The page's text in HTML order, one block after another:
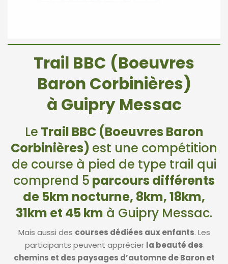
Trail BBC (Boeuvres
Baron Corbinières)
à Guipry Messac
Le Trail BBC (Boeuvres Baron
Corbinières) est une compétition
de course à pied de type trail qui
comprend 5 parcours différents
de 5km nocturne, 8km, 18km,
31km et 45 km à Guipry Messac.
Mais aussi des courses dédiées aux enfants. Les
participants peuvent apprécier la beauté des
chemins et des paysages d’automne de Baron et